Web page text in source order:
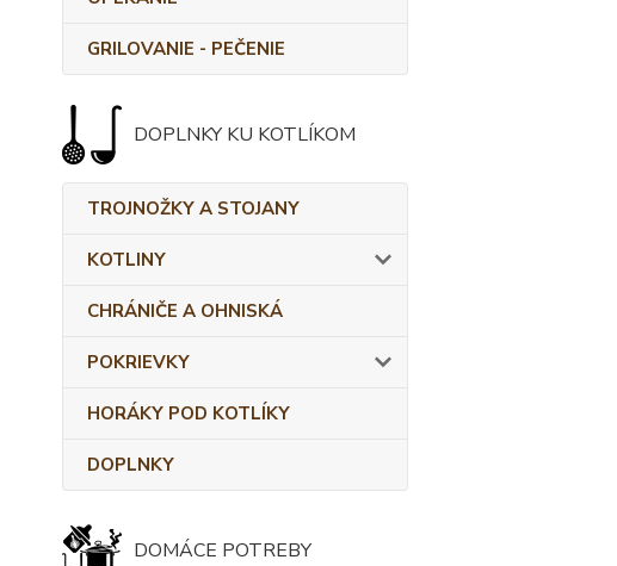
GRILOVANIE - PEČENIE
DOPLNKY KU KOTLÍKOM
TROJNOŽKY A STOJANY
KOTLINY
CHRÁNIČE A OHNISKÁ
POKRIEVKY
HORÁKY POD KOTLÍKY
DOPLNKY
DOMÁCE POTREBY